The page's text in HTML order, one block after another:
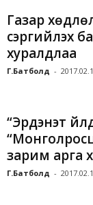
Газар
сэргийлэх
хуралдлаа
Г.Батболд -
“Эрдэнэт
зарим арга
Г.Батболд -